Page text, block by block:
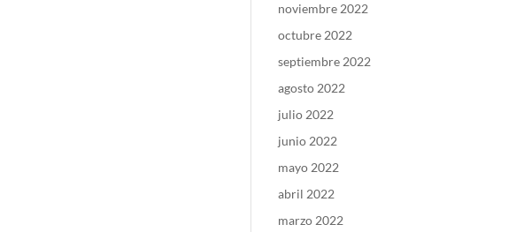
noviembre 2022
octubre 2022
septiembre 2022
agosto 2022
julio 2022
junio 2022
mayo 2022
abril 2022
marzo 2022